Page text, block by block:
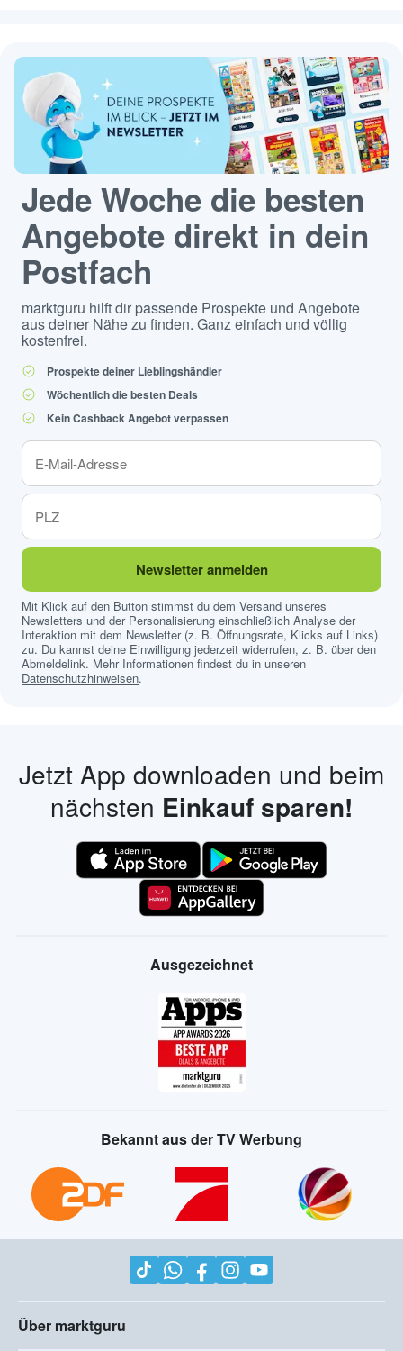
Jede Woche die besten
Angebote direkt in dein
Postfach
marktguru hilft dir passende Prospekte und Angebote
aus deiner Nähe zu finden. Ganz einfach und völlig
kostenfrei.
Prospekte deiner Lieblingshändler
Wöchentlich die besten Deals
Kein Cashback Angebot verpassen
Newsletter anmelden
Mit Klick auf den Button stimmst du dem Versand unseres
Newsletters und der Personalisierung einschließlich Analyse der
Interaktion mit dem Newsletter (z. B. Öffnungsrate, Klicks auf Links)
zu. Du kannst deine Einwilligung jederzeit widerrufen, z. B. über den
Abmeldelink. Mehr Informationen findest du in unseren
Datenschutzhinweisen.
Jetzt App downloaden und beim
nächsten Einkauf sparen!
Ausgezeichnet
Bekannt aus der TV Werbung
Über marktguru